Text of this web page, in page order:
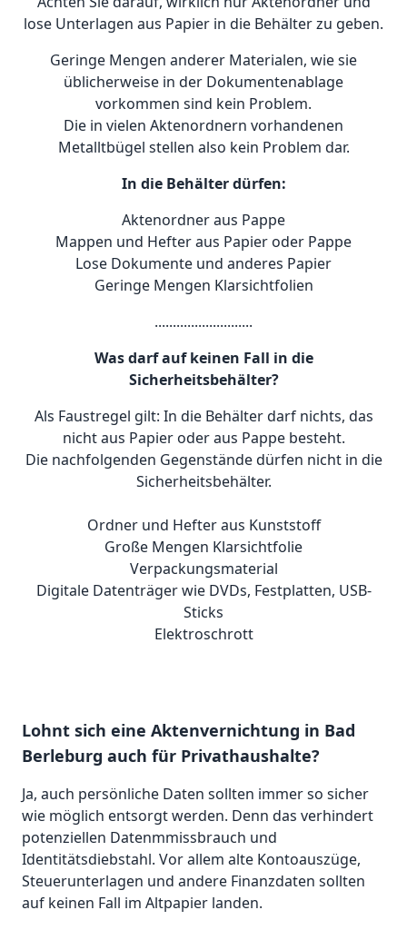
lose Unterlagen aus Papier in die Behälter zu geben.
Geringe Mengen anderer Materialen, wie sie
üblicherweise in der Dokumentenablage
vorkommen sind kein Problem.
Die in vielen Aktenordnern vorhandenen
Metalltbügel stellen also kein Problem dar.
In die Behälter dürfen:
Aktenordner aus Pappe
Mappen und Hefter aus Papier oder Pappe
Lose Dokumente und anderes Papier
Geringe Mengen Klarsichtfolien
...........................
Was darf auf keinen Fall in die
Sicherheitsbehälter?
Als Faustregel gilt: In die Behälter darf nichts, das
nicht aus Papier oder aus Pappe besteht.
Die nachfolgenden Gegenstände dürfen nicht in die
Sicherheitsbehälter.
Ordner und Hefter aus Kunststoff
Große Mengen Klarsichtfolie
Verpackungsmaterial
Digitale Datenträger wie DVDs, Festplatten, USB-
Sticks
Elektroschrott
Lohnt sich eine Aktenvernichtung in Bad
Berleburg auch für Privathaushalte?
Ja, auch persönliche Daten sollten immer so sicher
wie möglich entsorgt werden. Denn das verhindert
potenziellen Datenmmissbrauch und
Identitätsdiebstahl. Vor allem alte Kontoauszüge,
Steuerunterlagen und andere Finanzdaten sollten
auf keinen Fall im Altpapier landen.